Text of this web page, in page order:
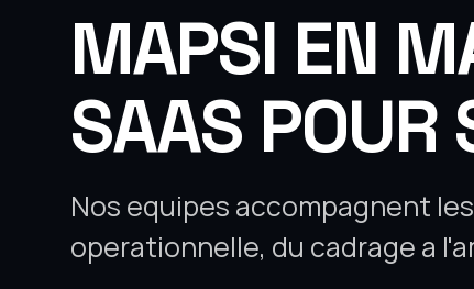
MAPSI EN
SAAS POUR
Nos equipes accompagnent
operationnelle, du cadrage a